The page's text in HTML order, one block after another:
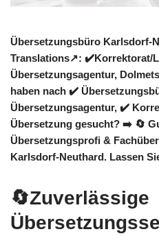
Übersetzungsbüro Karlsdorf-
Translations↗️: ✔️Korrektorat/
Übersetzungsagentur,
haben nach ✔️
Übersetzungsagentur, ✔️
Übersetzung gesucht? ➡️ 🔄
Übersetzungsprofi &
Karlsdorf-Neuthard. Lassen
🔄Zuverlässige